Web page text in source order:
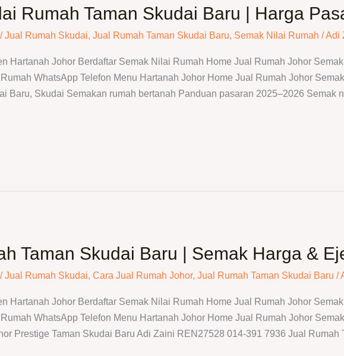
Rumah Taman Skudai Baru | Harga
/Jual Rumah Skudai, Jual Rumah Taman Skudai Baru, Semak Nilai Rumah /Adi
Hartanah Johor Berdaftar Semak Nilai Rumah Home Jual Rumah Johor
WhatsApp Telefon Menu Hartanah Johor Home Jual Rumah Johor
Baru, Skudai Semakan rumah bertanah Panduan pasaran 2025–2026 Semak
Taman Skudai Baru | Semak Harga &
/Jual Rumah Skudai, Cara Jual Rumah Johor, Jual Rumah Taman Skudai Baru /
Hartanah Johor Berdaftar Semak Nilai Rumah Home Jual Rumah Johor
WhatsApp Telefon Menu Hartanah Johor Home Jual Rumah Johor
Prestige Taman Skudai Baru Adi Zaini REN27528 014-391 7936 Jual Rumah